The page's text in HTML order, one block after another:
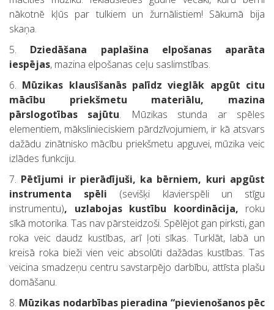
nākotnē kļūs par tulkiem un žurnālistiem! Sākumā bija
skaņa.
5. Dziedāšana paplašina elpošanas aparāta
iespējas, mazina elpošanas ceļu saslimstības.
6. Mūzikas klausīšanās palīdz vieglāk apgūt citu
mācību priekšmetu materiālu, mazina
pārslogotības sajūtu. Mūzikas stunda ar spēles
elementiem, mākslinieciskiem pārdzīvojumiem, ir kā atsvars
dažādu zinātnisko mācību priekšmetu apguvei, mūzika veic
izlādes funkciju.
7. Pētījumi ir pierādījuši, ka bērniem, kuri apgūst
instrumenta spēli (sevišķi klavierspēli un stīgu
instrumentu), uzlabojas kustību koordinācija, roku
sīkā motorika. Tas nav pārsteidzoši. Spēlējot gan pirksti, gan
roka veic daudz kustības, arī ļoti sīkas. Turklāt, labā un
kreisā roka bieži vien veic absolūti dažādas kustības. Tas
veicina smadzeņu centru savstarpējo darbību, attīsta plašu
domāšanu.
8. Mūzikas nodarbības pieradina “pievienošanos pēc